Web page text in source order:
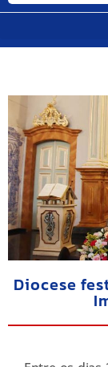
Diocese